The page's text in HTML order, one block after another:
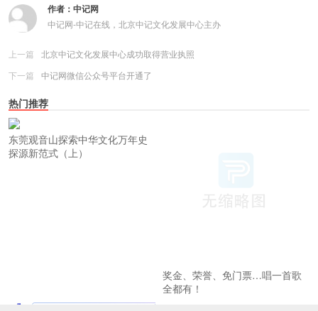
作者： 中记网
中记网-中记在线，北京中记文化发展中心主办
上一篇
北京中记文化发展中心成功取得营业执照
下一篇
中记网微信公众号平台开通了
热门推荐
东莞观音山探索中华文化万年史
探源新范式（上）
奖金、荣誉、免门票…唱一首歌
全都有！